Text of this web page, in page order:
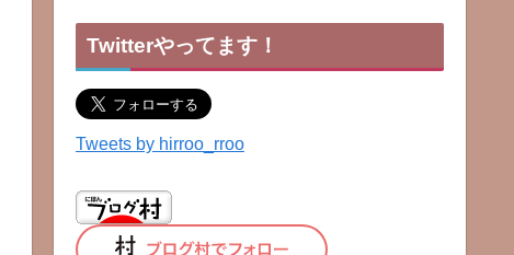
Twitterやってます！
Tweets by hirroo_rroo